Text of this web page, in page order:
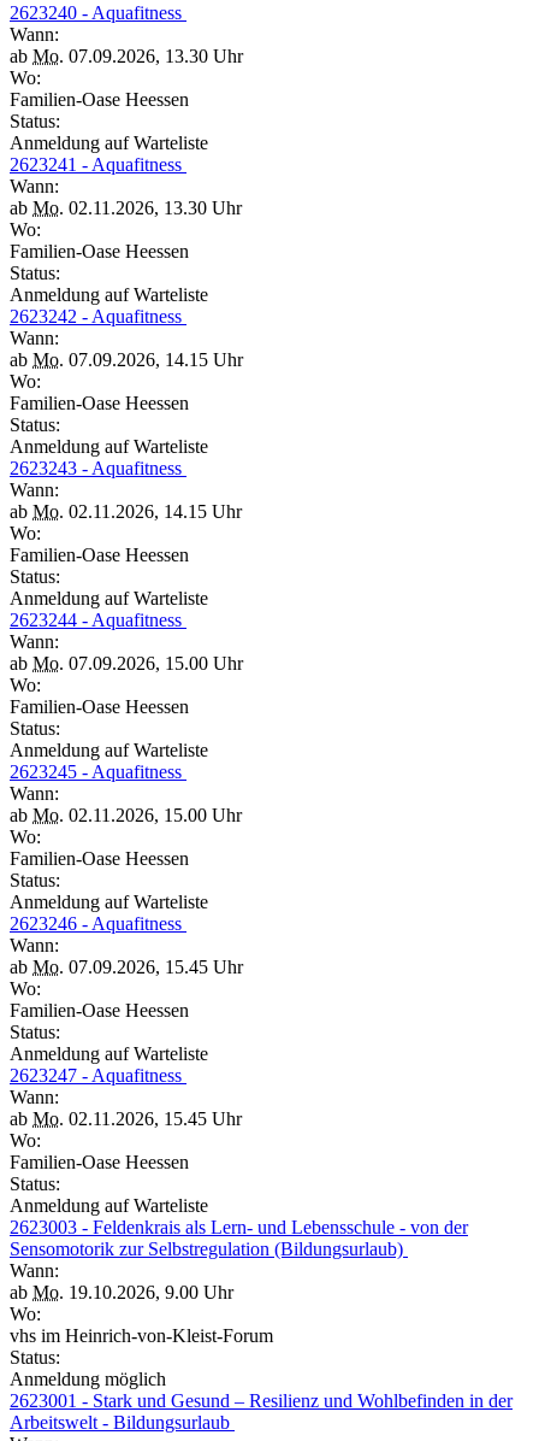
2623240 - Aquafitness
Wann:
ab Mo. 07.09.2026, 13.30 Uhr
Wo:
Familien-Oase Heessen
Status:
Anmeldung auf Warteliste
2623241 - Aquafitness
Wann:
ab Mo. 02.11.2026, 13.30 Uhr
Wo:
Familien-Oase Heessen
Status:
Anmeldung auf Warteliste
2623242 - Aquafitness
Wann:
ab Mo. 07.09.2026, 14.15 Uhr
Wo:
Familien-Oase Heessen
Status:
Anmeldung auf Warteliste
2623243 - Aquafitness
Wann:
ab Mo. 02.11.2026, 14.15 Uhr
Wo:
Familien-Oase Heessen
Status:
Anmeldung auf Warteliste
2623244 - Aquafitness
Wann:
ab Mo. 07.09.2026, 15.00 Uhr
Wo:
Familien-Oase Heessen
Status:
Anmeldung auf Warteliste
2623245 - Aquafitness
Wann:
ab Mo. 02.11.2026, 15.00 Uhr
Wo:
Familien-Oase Heessen
Status:
Anmeldung auf Warteliste
2623246 - Aquafitness
Wann:
ab Mo. 07.09.2026, 15.45 Uhr
Wo:
Familien-Oase Heessen
Status:
Anmeldung auf Warteliste
2623247 - Aquafitness
Wann:
ab Mo. 02.11.2026, 15.45 Uhr
Wo:
Familien-Oase Heessen
Status:
Anmeldung auf Warteliste
2623003 - Feldenkrais als Lern- und Lebensschule - von der
Sensomotorik zur Selbstregulation (Bildungsurlaub)
Wann:
ab Mo. 19.10.2026, 9.00 Uhr
Wo:
vhs im Heinrich-von-Kleist-Forum
Status:
Anmeldung möglich
2623001 - Stark und Gesund – Resilienz und Wohlbefinden in der
Arbeitswelt - Bildungsurlaub